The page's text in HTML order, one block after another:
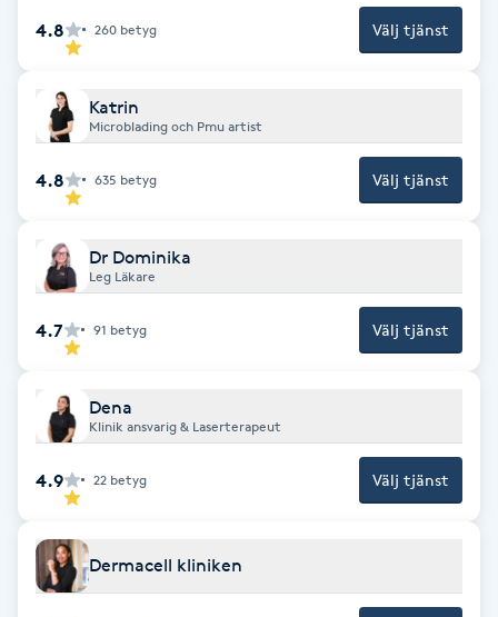
Hyaluronsyra
Hyperhidros
Hypnos
Hårborttagning
Hårbottenbehandling
Hårförlängning
Hårvård
Hälsprickor
4.8 260 betyg Välj tjänst
Katrin
Microblading och Pmu artist
4.8 635 betyg Välj tjänst
Dr Dominika
Leg Läkare
4.7 91 betyg Välj tjänst
Dena
Klinik ansvarig & Laserterapeut
4.9 22 betyg Välj tjänst
Dermacell kliniken